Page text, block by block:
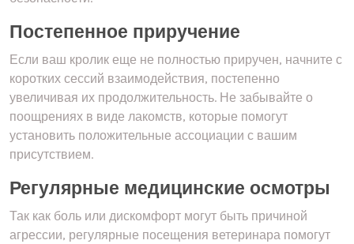
Постепенное приручение
Если ваш кролик еще не полностью приручен, начните с
коротких сессий взаимодействия, постепенно
увеличивая их продолжительность. Не забывайте о
поощрениях в виде лакомств, которые помогут
установить положительные ассоциации с вашим
присутствием.
Регулярные медицинские осмотры
Так как боль или дискомфорт могут быть причиной
агрессии, регулярные посещения ветеринара помогут